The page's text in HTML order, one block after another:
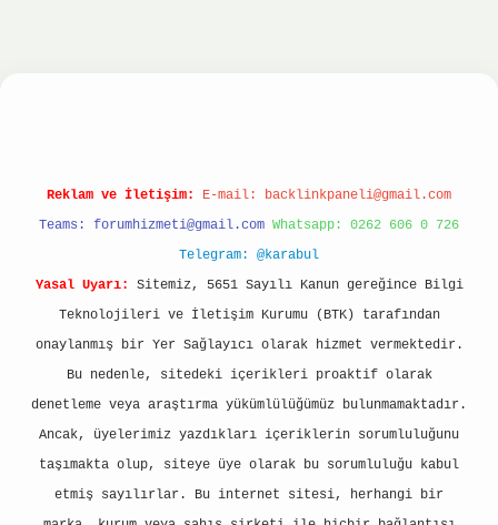
Reklam ve İletişim: E-mail: backlinkpaneli@gmail.com
Teams: forumhizmeti@gmail.com Whatsapp: 0262 606 0 726
Telegram: @karabul
Yasal Uyarı:
Sitemiz, 5651 Sayılı Kanun gereğince Bilgi
Teknolojileri ve İletişim Kurumu (BTK) tarafından
onaylanmış bir Yer Sağlayıcı olarak hizmet vermektedir.
Bu nedenle, sitedeki içerikleri proaktif olarak
denetleme veya araştırma yükümlülüğümüz bulunmamaktadır.
Ancak, üyelerimiz yazdıkları içeriklerin sorumluluğunu
taşımakta olup, siteye üye olarak bu sorumluluğu kabul
etmiş sayılırlar. Bu internet sitesi, herhangi bir